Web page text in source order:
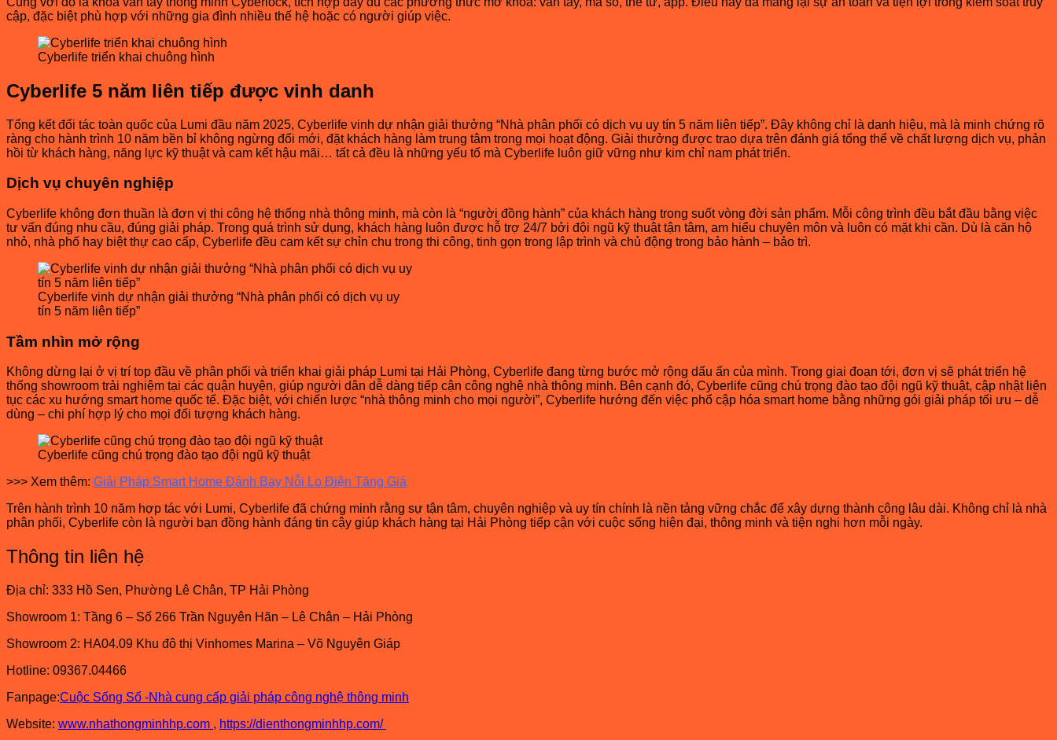
cập, đặc biệt phù hợp với những gia đình nhiều thế hệ hoặc có người giúp việc.
Cyberlife triển khai chuông hình
Cyberlife 5 năm liên tiếp được vinh danh
Tổng kết đối tác toàn quốc của Lumi đầu năm 2025, Cyberlife vinh dự nhận giải thưởng “Nhà phân phối có dịch vụ uy tín 5 năm liên tiếp”. Đây không chỉ là danh hiệu, mà là minh chứng rõ
ràng cho hành trình 10 năm bền bỉ không ngừng đổi mới, đặt khách hàng làm trung tâm trong mọi hoạt động. Giải thưởng được trao dựa trên đánh giá tổng thể về chất lượng dịch vụ, phản
hồi từ khách hàng, năng lực kỹ thuật và cam kết hậu mãi… tất cả đều là những yếu tố mà Cyberlife luôn giữ vững như kim chỉ nam phát triển.
Dịch vụ chuyên nghiệp
Cyberlife không đơn thuần là đơn vị thi công hệ thống nhà thông minh, mà còn là “người đồng hành” của khách hàng trong suốt vòng đời sản phẩm. Mỗi công trình đều bắt đầu bằng việc
tư vấn đúng nhu cầu, đúng giải pháp. Trong quá trình sử dụng, khách hàng luôn được hỗ trợ 24/7 bởi đội ngũ kỹ thuật tận tâm, am hiểu chuyên môn và luôn có mặt khi cần. Dù là căn hộ
nhỏ, nhà phố hay biệt thự cao cấp, Cyberlife đều cam kết sự chỉn chu trong thi công, tinh gọn trong lập trình và chủ động trong bảo hành – bảo trì.
Cyberlife vinh dự nhận giải thưởng “Nhà phân phối có dịch vụ uy
tín 5 năm liên tiếp”
Tầm nhìn mở rộng
Không dừng lại ở vị trí top đầu về phân phối và triển khai giải pháp Lumi tại Hải Phòng, Cyberlife đang từng bước mở rộng dấu ấn của mình. Trong giai đoạn tới, đơn vị sẽ phát triển hệ
thống showroom trải nghiệm tại các quận huyện, giúp người dân dễ dàng tiếp cận công nghệ nhà thông minh. Bên cạnh đó, Cyberlife cũng chú trọng đào tạo đội ngũ kỹ thuật, cập nhật liên
tục các xu hướng smart home quốc tế. Đặc biệt, với chiến lược “nhà thông minh cho mọi người”, Cyberlife hướng đến việc phổ cập hóa smart home bằng những gói giải pháp tối ưu – dễ
dùng – chi phí hợp lý cho mọi đối tượng khách hàng.
Cyberlife cũng chú trọng đào tạo đội ngũ kỹ thuật
>>> Xem thêm: Giải Pháp Smart Home Đánh Bay Nỗi Lo Điện Tăng Giá
Trên hành trình 10 năm hợp tác với Lumi, Cyberlife đã chứng minh rằng sự tận tâm, chuyên nghiệp và uy tín chính là nền tảng vững chắc để xây dựng thành công lâu dài. Không chỉ là nhà
phân phối, Cyberlife còn là người bạn đồng hành đáng tin cậy giúp khách hàng tại Hải Phòng tiếp cận với cuộc sống hiện đại, thông minh và tiện nghi hơn mỗi ngày.
Thông tin liên hệ
Địa chỉ: 333 Hồ Sen, Phường Lê Chân, TP Hải Phòng
Showroom 1: Tầng 6 – Số 266 Trần Nguyên Hãn – Lê Chân – Hải Phòng
Showroom 2: HA04.09 Khu đô thị Vinhomes Marina – Võ Nguyên Giáp
Hotline: 09367.04466
Fanpage:Cuộc Sống Số -Nhà cung cấp giải pháp công nghệ thông minh
Website: www.nhathongminhhp.com , https://dienthongminhhp.com/